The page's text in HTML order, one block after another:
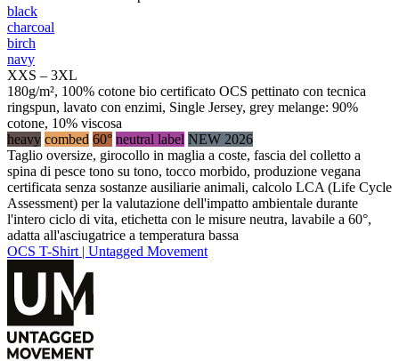
black
charcoal
birch
navy
XXS – 3XL
180g/m², 100% cotone bio certificato OCS pettinato con tecnica
ringspun, lavato con enzimi, Single Jersey, grey melange: 90%
cotone, 10% viscosa
heavy combed 60° neutral label NEW 2026
Taglio oversize, girocollo in maglia a coste, fascia del colletto a
spina di pesce tono su tono, tocco morbido, produzione vegana
certificata senza sostanze ausiliarie animali, calcolo LCA (Life Cycle
Assessment) per la valutazione dell'impatto ambientale durante
l'intero ciclo di vita, etichetta con le misure neutra, lavabile a 60°,
adatta all'asciugatrice a temperatura bassa
OCS T-Shirt | Untagged Movement